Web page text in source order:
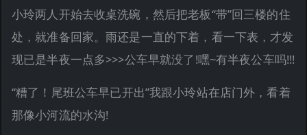
小玲两人开始去收桌洗碗，然后把老板“带”回三楼的住
处，就准备回家。雨还是一直的下着，看一下表，才发
现已是半夜一点多>>>公车早就没了!嘿~有半夜公车吗!!!
“糟了！尾班公车早已开出”我跟小玲站在店门外，看着
那像小河流的水沟!